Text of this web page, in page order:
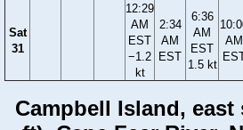
Sat
31
12:29
AM
EST
−1.2
kt
2:34
AM
EST
6:36
AM
EST
1.5 kt
AM
Campbell Island, east